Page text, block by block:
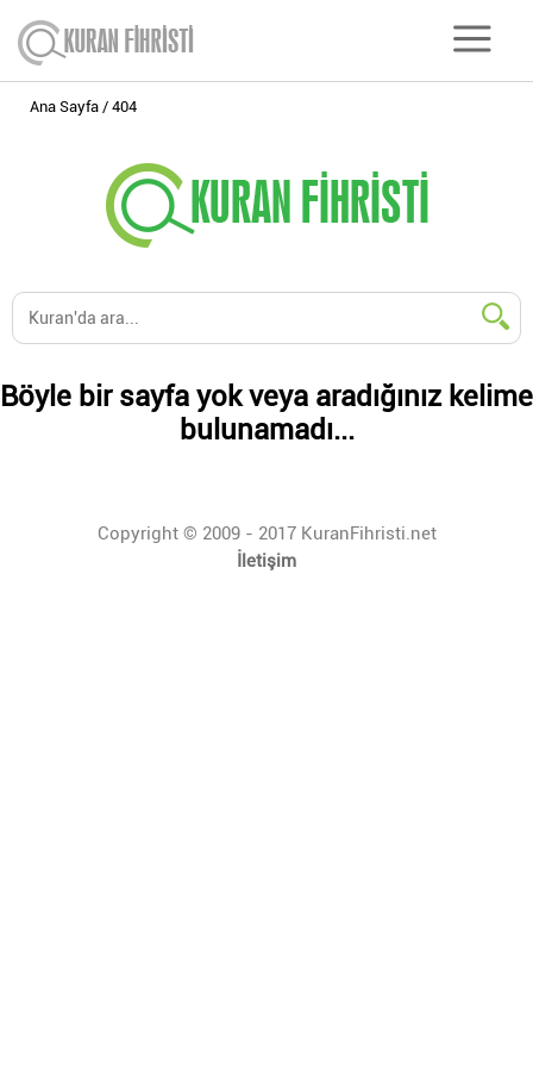
Ana Sayfa 404
Böyle bir sayfa yok veya aradığınız kelime
bulunamadı...
Copyright © 2009 - 2017 KuranFihristi.net
İletişim